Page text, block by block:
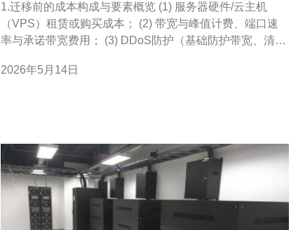
1.迁移前的成本构成与要素概览 (1) 服务器硬件/云主机
（VPS）租赁或购买成本； (2) 带宽与峰值计费、端口速
率与承诺带宽费用； (3) DDoS防护（基础防护带宽、清洗
费用（按流量或请求数计费）以及域名迁移/续费； (5) 迁
2026年5月14日